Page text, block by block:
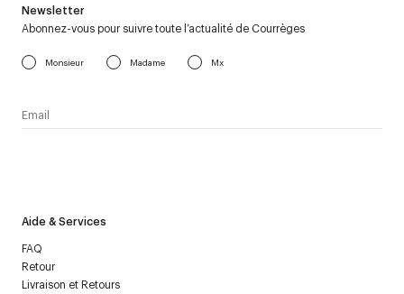
Aide & Services
FAQ
Retour
Livraison et Retours
Newsletter
Abonnez-vous pour suivre toute l’actualité de Courrèges
Monsieur Madame Mx